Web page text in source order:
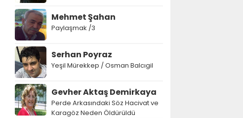
Mehmet Şahan
Paylaşmak /3
Serhan Poyraz
Yeşil Mürekkep / Osman Balcıgil
Gevher Aktaş Demirkaya
Perde Arkasındaki Söz Hacivat ve
Karagöz Neden Öldürüldü